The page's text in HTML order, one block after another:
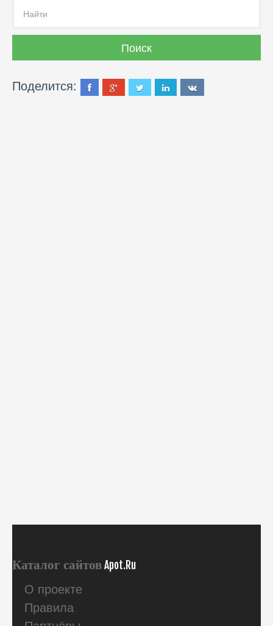
Поделится:
Каталог сайтовApot.Ru
О проекте
Правила